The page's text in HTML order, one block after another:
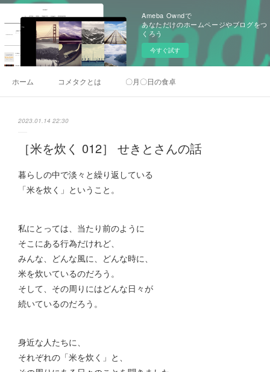
Ameba Owndで
あなただけのホームページやブログをつ
くろう
今すぐ試す
ホーム コメタクとは 〇月〇日の食卓
2023.01.14 22:30
［米を炊く 012］ せきとさんの話
暮らしの中で淡々と繰り返している
「米を炊く」ということ。
私にとっては、当たり前のように
そこにある行為だけれど、
みんな、どんな風に、どんな時に、
米を炊いているのだろう。
そして、その周りにはどんな日々が
続いているのだろう。
身近な人たちに、
それぞれの「米を炊く」と、